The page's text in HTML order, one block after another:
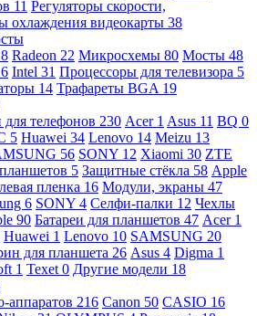
11 Регуляторы скорости,
охлаждения видеокарты 38
Radeon 22 Микросхемы 80 Мосты 48
Intel 31 Процессоры для телевизора 5
14 Трафареты BGA 19
для телефонов 230 Acer 1 Asus 11 BQ 0
5 Huawei 34 Lenovo 14 Meizu 13
56 SONY 12 Xiaomi 30 ZTE
5 Защитные стёкла 58 Apple
пленка 16 Модули, экраны 47
6 SONY 4 Селфи-палки 12 Чехлы
90 Батареи для планшетов 47 Acer 1
Huawei 1 Lenovo 10 SAMSUNG 20
для планшета 26 Asus 4 Digma 1
1 Texet 0 Другие модели 18
аппаратов 216 Canon 50 CASIO 16